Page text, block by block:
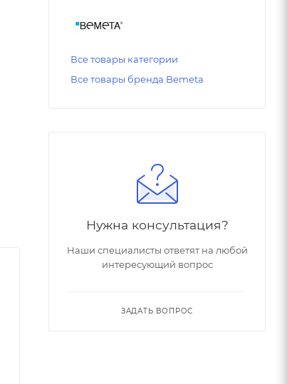
Все товары категории
Все товары бренда Bemeta
Нужна консультация?
Наши специалисты ответят на любой
интересующий вопрос
ЗАДАТЬ ВОПРОС